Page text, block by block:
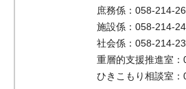
庶務係：058-214-
施設係：058-214-
社会係：058-214-
重層的支援推進室
ひきこもり相談室